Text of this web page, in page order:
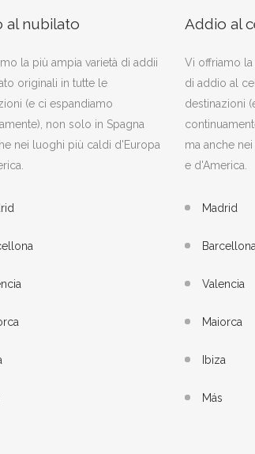
al nubilato
la più ampia varietà di addii
originali in tutte le
(e ci espandiamo
non solo in Spagna
nei luoghi più caldi d'Europa
Addio al
Vi offriamo la
di addio al
destinazioni
ma anche
e d'America.
Madrid
Valencia
Maiorca
Ibiza
Más